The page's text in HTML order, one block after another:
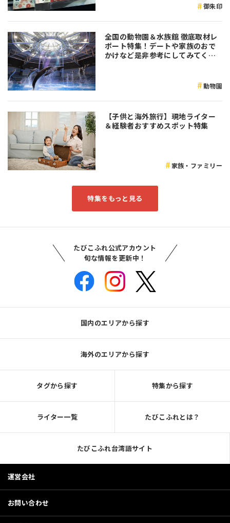
御朱印
全国の動物園＆水族館 徹底取材レ
ポート特集！デートや家族のおで
かけなど是非参考にしてみてくだ
動物園
【子供と海外旅行】現地ライター
＆経験者おすすめスポット特集
家族・ファミリー
特集をもっと見る
たびこふれ公式アカウント
旬な情報を更新中！
国内のエリアから探す
海外のエリアから探す
タグから探す 特集から探す
ライター一覧 たびこふれとは？
たびこふれ台湾語サイト
運営会社
お問い合わせ